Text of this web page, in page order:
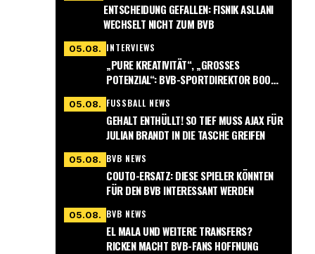
ENTSCHEIDUNG GEFALLEN: FISNIK ASLLANI
WECHSELT NICHT ZUM BVB
05.08. INTERVIEWS
„PURE KREATIVITÄT“, „GROSSES P
OTENZIAL“: BVB-SPORTDIREKTOR BOOK G
05.08. FUSSBALL NEWS
GEHALT ENTHÜLLT! SO TIEF MUSS AJAX FÜR
JULIAN BRANDT IN DIE TASCHE GREIFEN
05.08. BVB NEWS
COUTO-ERSATZ: DIESE SPIELER KÖNNTEN
FÜR DEN BVB INTERESSANT WERDEN
05.08. BVB NEWS
EL MALA UND WEITERE TRANSFERS?
RICKEN MACHT BVB-FANS HOFFNUNG